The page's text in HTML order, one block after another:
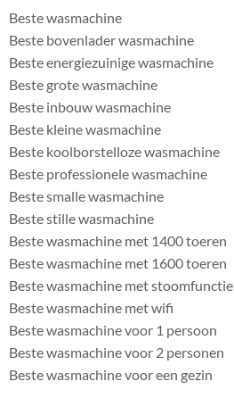
Beste wasmachine
Beste bovenlader wasmachine
Beste energiezuinige wasmachine
Beste grote wasmachine
Beste inbouw wasmachine
Beste kleine wasmachine
Beste koolborstelloze wasmachine
Beste professionele wasmachine
Beste smalle wasmachine
Beste stille wasmachine
Beste wasmachine met 1400 toeren
Beste wasmachine met 1600 toeren
Beste wasmachine met stoomfunctie
Beste wasmachine met wifi
Beste wasmachine voor 1 persoon
Beste wasmachine voor 2 personen
Beste wasmachine voor een gezin